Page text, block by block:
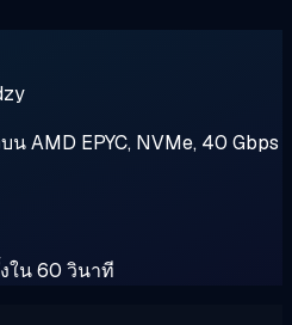
AMD EPYC, NVMe, 40 Gbps
ใน 60 วินาที